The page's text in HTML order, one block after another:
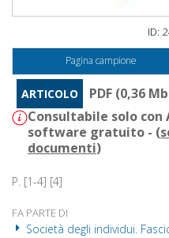
ID:
Pagina campione
ARTICOLO
PDF (0,36
Consultabile solo con
software gratuito - (
documenti)
P. [1-4] [4]
FA PARTE DI
Società degli individui.